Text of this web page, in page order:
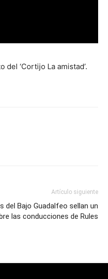
‘Cortijo La amistad’.
Artículo siguiente
del Bajo Guadalfeo sellan un
las conducciones de Rules